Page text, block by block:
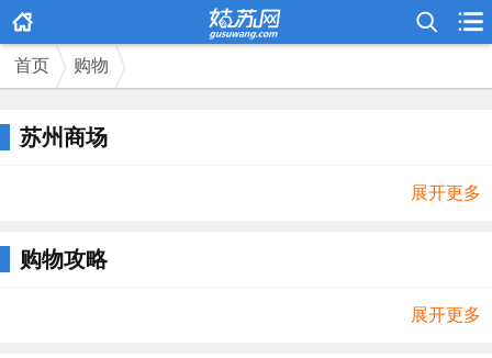
  
首页 购物
苏州商场
展开更多
购物攻略
展开更多